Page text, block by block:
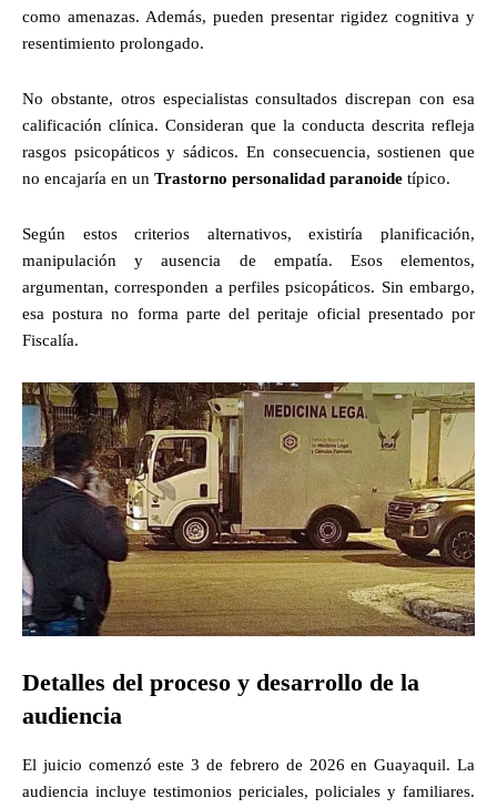
como amenazas. Además, pueden presentar rigidez cognitiva y
resentimiento prolongado.
No obstante, otros especialistas consultados discrepan con esa
calificación clínica. Consideran que la conducta descrita refleja
rasgos psicopáticos y sádicos. En consecuencia, sostienen que
no encajaría en un Trastorno personalidad paranoide típico.
Según estos criterios alternativos, existiría planificación,
manipulación y ausencia de empatía. Esos elementos,
argumentan, corresponden a perfiles psicopáticos. Sin embargo,
esa postura no forma parte del peritaje oficial presentado por
Fiscalía.
Detalles del proceso y desarrollo de la
audiencia
El juicio comenzó este 3 de febrero de 2026 en Guayaquil. La
audiencia incluye testimonios periciales, policiales y familiares.